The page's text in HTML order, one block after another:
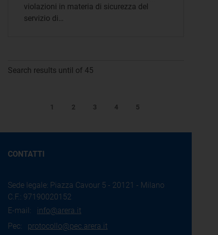
violazioni in materia di sicurezza del
servizio di…
Search results until of 45
1 2 3 4 5
CONTATTI
Sede legale: Piazza Cavour 5 - 20121 - Milano
C.F.: 97190020152
E-mail: info@arera.it
Pec: protocollo@pec.arera.it